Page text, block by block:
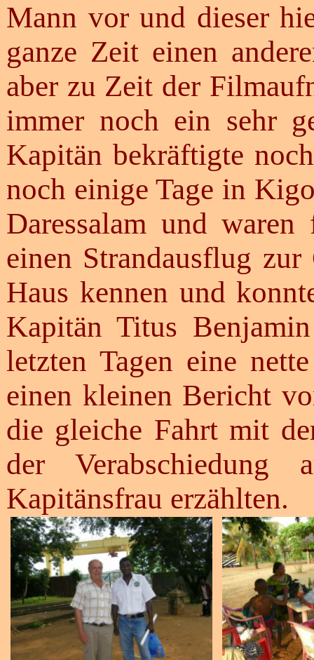
Mann vor und dieser
ganze Zeit einen
aber zu Zeit der
immer noch ein sehr
Kapitän bekräftigte
noch einige Tage in
Daressalam und
einen Strandausflug
Haus kennen und
Kapitän Titus
letzten Tagen eine
einen kleinen Bericht
die gleiche Fahrt mit
der
Kapitänsfrau erzählten.